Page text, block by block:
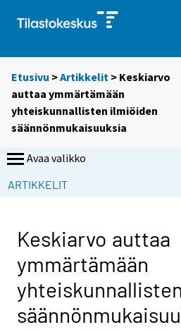
Etusivu >Artikkelit > Keskiarvo
auttaa ymmärtämään
yhteiskunnallisten ilmiöiden
säännönmukaisuuksia
Avaa valikko
ARTIKKELIT
Keskiarvo auttaa
ymmärtämään